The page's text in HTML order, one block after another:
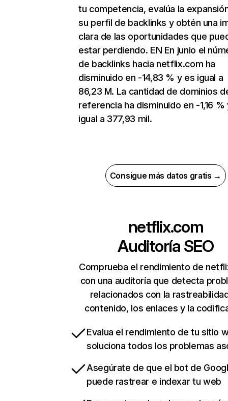
tu competencia, evalúa la
su perfil de backlinks y obtén una
clara de las oportunidades que
estar perdiendo. EN En junio el
de backlinks hacia netflix.com ha
disminuido en -14,83 % y es igual a
86,23 M. La cantidad de dominios
referencia ha disminuido en -1,16 %
igual a 377,93 mil.
Consigue más datos gratis →
netflix.com
Auditoría SEO
Comprueba el rendimiento de
con una auditoría que detecta
relacionados con la
contenido, los enlaces y la
Evalua el rendimiento de tu sitio
soluciona todos los problemas
Asegúrate de que el bot de
puede rastrear e indexar tu web